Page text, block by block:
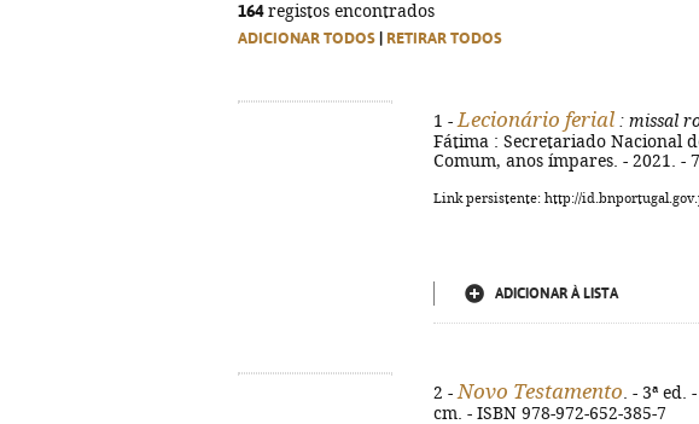
164registos encontrados
ADICIONAR TODOS RETIRAR TODOS
1 - Lecionário ferial : missal
Fátima : Secretariado Nacional
Comum, anos ímpares. - 2021. -
Link persistente: http://
ADICIONAR À LISTA
2 - Novo Testamento . - 3ª
cm. - ISBN 978-972-652-385-7